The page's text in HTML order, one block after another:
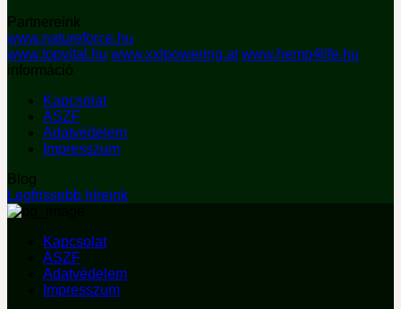
Partnereink
www.natureforce.hu
www.topvital.hu www.xxlpowering.at www.hemp4life.hu
információ
Kapcsolat
ÁSZF
Adatvédelem
Impresszum
Blog
Legfrissebb híreink
Kapcsolat
ÁSZF
Adatvédelem
Impresszum